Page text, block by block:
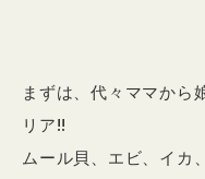
まずは、代々ママから
リア!!
ムール貝、エビ、イカ